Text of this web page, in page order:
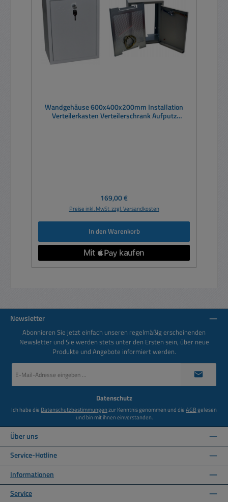
Wandgehäuse 600x400x200mm Installation
Verteilerkasten Verteilerschrank Aufputz
Regulärer Preis:
169,00 €
Preise inkl. MwSt. zzgl. Versandkosten
In den Warenkorb
Newsletter
Abonnieren Sie jetzt einfach unseren regelmäßig erscheinenden
Newsletter und Sie werden stets unter den Ersten sein, über neue
Produkte und Angebote informiert werden.
Mail-
Datenschutz
Ich habe die Datenschutzbestimmungenzur Kenntnis genommen und dieAGBgelesen
und bin mit ihnen einverstanden.
Über uns
Service-Hotline
Informationen
Service